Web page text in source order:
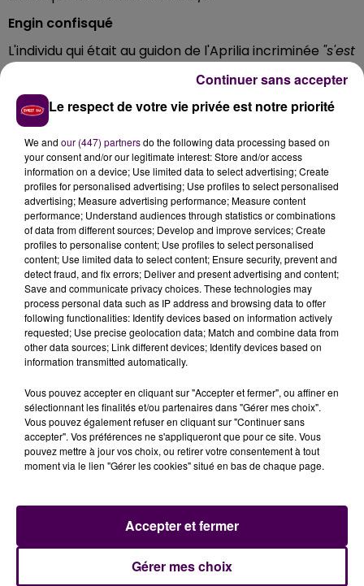
Engin confisqué
L'individu qui était au guidon de l'Aprilia incriminée "s'est
vu notifier la rétention immédiate de son permis de
conduire et une immobilisation administrative de
son véhicule"précise-t-on au groupement. C'est le
peloton motorisé de Maresché qui est chargé du
dossier.
À LA UNE
7 août 2026
Gagnez vos pass pour le V and B Fest' 2026 !
11 juillet 2026
Kids !
7 août 2026
Gagnez vos entrées pour Papéa Parc !
Le respect de votre vie privée est notre priorité
We and our (447) partnersdo the following data processing based on
your consent and/or our legitimate interest: Store and/or access
information on a device; Use limited data to select advertising; Create
profiles for personalised advertising; Use profiles to select personalised
advertising; Measure advertising performance; Measure content
performance; Understand audiences through statistics or combinations
of data from different sources; Develop and improve services; Create
profiles to personalise content; Use profiles to select personalised
content; Use limited data to select content; Ensure security, prevent and
detect fraud, and fix errors; Deliver and present advertising and content;
Save and communicate privacy choices. These technologies may
process personal data such as IP address and browsing data to offer
following functionalities: Identify devices based on information actively
requested; Use precise geolocation data; Match and combine data from
other data sources; Link different devices; Identify devices based on
information transmitted automatically.
Vous pouvez accepter en cliquant sur "Accepter et fermer", ou affiner en
sélectionnant les finalités et/ou partenaires dans "Gérer mes choix".
Vous pouvez également refuser en cliquant sur "Continuer sans
accepter". Vos préférences ne s'appliqueront que pour ce site. Vous
pouvez mettre à jour vos choix, ou retirer votre consentement à tout
moment via le lien "Gérer les cookies" situé en bas de chaque page.
Gérer mes choix
Accepter et fermer
Continuer sans accepter